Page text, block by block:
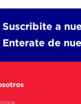
Suscribite a
Enterate de